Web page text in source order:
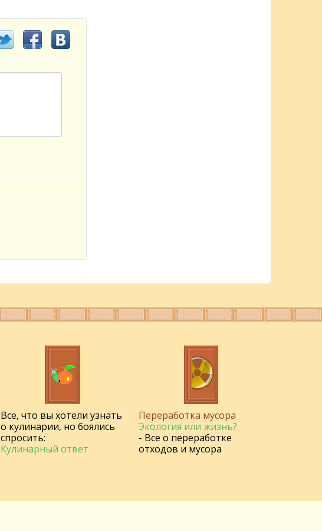
Все, что вы хотели узнать
о кулинарии, но боялись
спросить:
Кулинарный ответ
Переработка мусора
Экология или жизнь?
- Все о переработке
отходов и мусора